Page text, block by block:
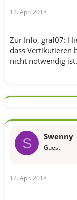
12. Apr. 2018
Zur Info, graf07:
dass Vertikutieren
nicht notwendig
S Swenny
Guest
12. Apr. 2018